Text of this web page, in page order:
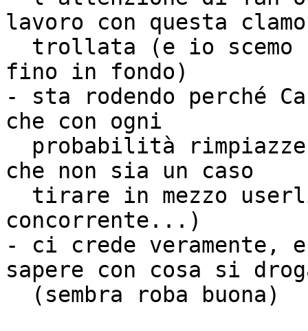
lavoro con questa
fino in fondo)
- sta rodendo perché
che con ogni
che non sia un caso
concorrente...)
- ci crede veramente,
sapere con cosa si